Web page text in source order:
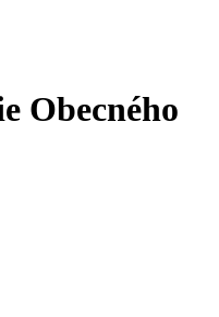
Obecného